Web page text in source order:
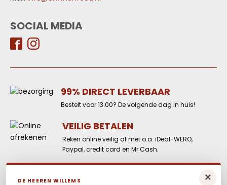
SOCIAL MEDIA
99% DIRECT LEVERBAAR
Bestelt voor 13.00? De volgende dag in huis!
VEILIG BETALEN
Reken online veilig af met o.a. iDeal-WERO,
Paypal, credit card en Mr Cash.
×
DE HEEREN WILLEMS